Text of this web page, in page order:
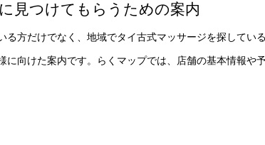
見つけてもらうための案内
方だけでなく、地域でタイ古式マッサージを探してい
向けた案内です。らくマップでは、店舗の基本情報や